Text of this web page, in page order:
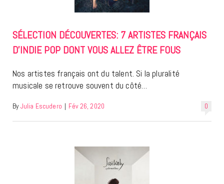
SÉLECTION DÉCOUVERTES: 7 ARTISTES FRANÇAIS
D’INDIE POP DONT VOUS ALLEZ ÊTRE FOUS
Nos artistes français ont du talent. Si la pluralité
musicale se retrouve souvent du côté…
0
By Julia Escudero | Fév 26, 2020